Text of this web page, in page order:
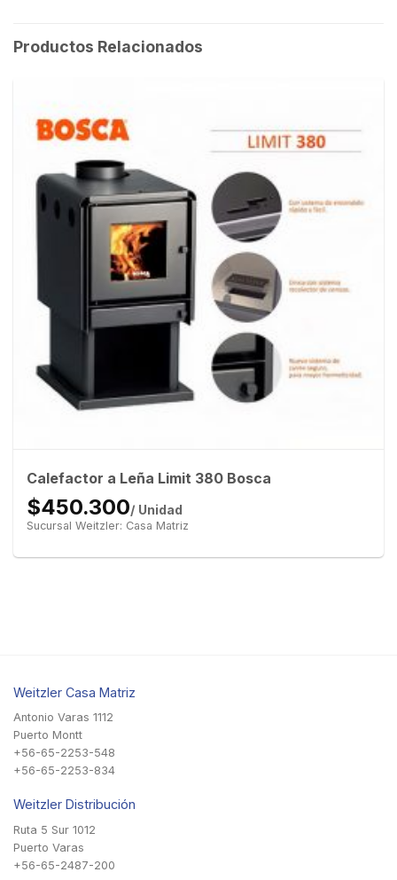
Productos Relacionados
Calefactor a Leña Limit 380 Bosca
$450.300/ Unidad
Sucursal Weitzler: Casa Matriz
Weitzler Casa Matriz
Antonio Varas 1112
Puerto Montt
+56-65-2253-548
+56-65-2253-834
Weitzler Distribución
Ruta 5 Sur 1012
Puerto Varas
+56-65-2487-200